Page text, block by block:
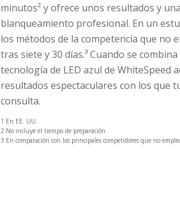
minutos² y ofrece unos resultados y
blanqueamiento profesional. En un
los métodos de la competencia que no
tras siete y 30 días.³ Cuando se
tecnología de LED azul de
resultados espectaculares con los que
consulta.
1 En EE. UU.
2 No incluye el tiempo de preparación
3 En comparación con los principales competidores que no